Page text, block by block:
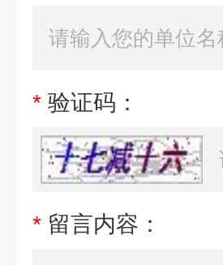
* 验证码：
* 留言内容：